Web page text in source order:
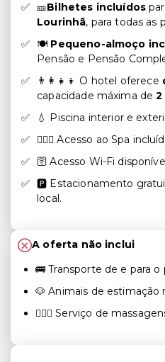
🎫Bilhetes incluídos
Lourinhã, para todas as
🍽️ Pequeno-almoço
Pensão e Pensão
👨‍👩‍👧‍👦 O hotel oferece
capacidade máxima de2
💧 Piscina interior e
🧖🏻‍♀️ Acesso ao Spa
🛜 Acesso Wi-Fi
🅿️ Estacionamento
local.
A oferta não inclui
🚌 Transporte de e para o
🐶 Animais de estimação
💆🏻‍♀️ Serviço de